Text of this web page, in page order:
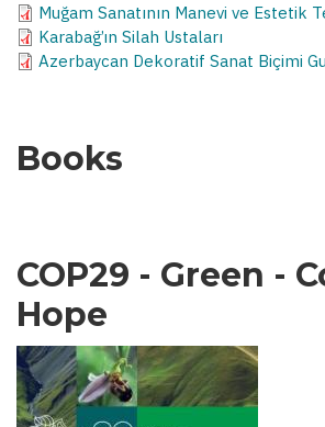
Muğam Sanatının Manevi ve Estetik
Karabağ’ın Silah Ustaları
Azerbaycan Dekoratif Sanat Biçimi
Books
COP29 - Green -
Hope